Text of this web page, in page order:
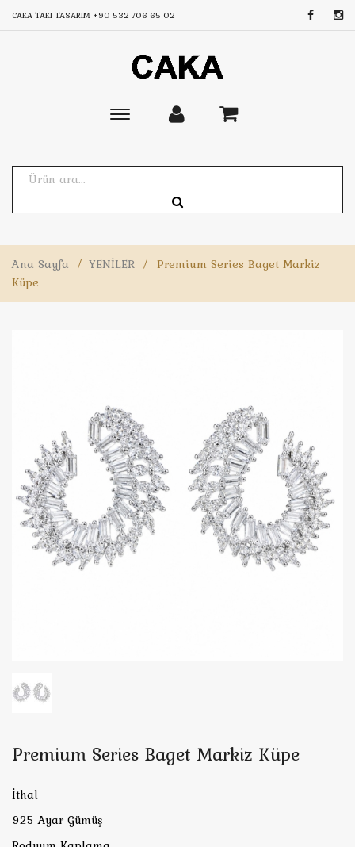
CAKA TAKI TASARIM +90 532 706 65 02
Toggle
Ana Sayfa / YENİLER / Premium Series Baget Markiz
Küpe
Premium Series Baget Markiz Küpe
İthal
925 Ayar Gümüş